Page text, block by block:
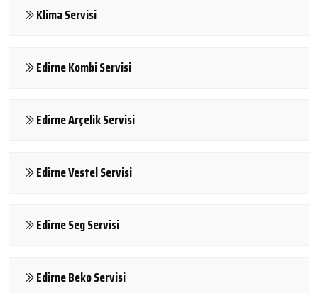
Klima Servisi
Edirne Kombi Servisi
Edirne Arçelik Servisi
Edirne Vestel Servisi
Edirne Seg Servisi
Edirne Beko Servisi